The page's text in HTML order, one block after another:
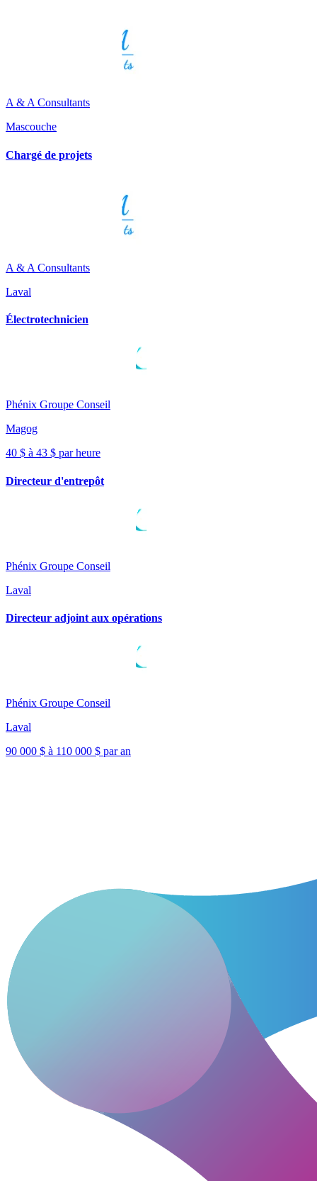
A & A Consultants
Mascouche
Chargé de projets
A & A Consultants
Laval
Électrotechnicien
Phénix Groupe Conseil
Magog
40 $ à 43 $ par heure
Directeur d'entrepôt
Phénix Groupe Conseil
Laval
Directeur adjoint aux opérations
Phénix Groupe Conseil
Laval
90 000 $ à 110 000 $ par an